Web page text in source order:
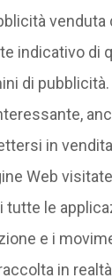
venduta
indicativo di
di pubblicità.
in
Web
tutte le
e i
in